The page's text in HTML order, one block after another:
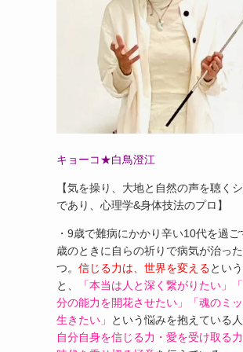
キョーコ★白鳥澄江
【気を操り、大地と自然の声を聴く
であり、心理学&身体技法のプロ】
・9歳で難病にかかり辛い10代を過
歳のときに自らの祈りで病気が治っ
つ。 信じる力は、世界を変えるとい
と、
「本当は人と深く繋がりたい」
分の能力を開花させたい」「魂のミ
生きたい」
という悩みを抱えている人
自分自身を信じる力・愛を受け取る